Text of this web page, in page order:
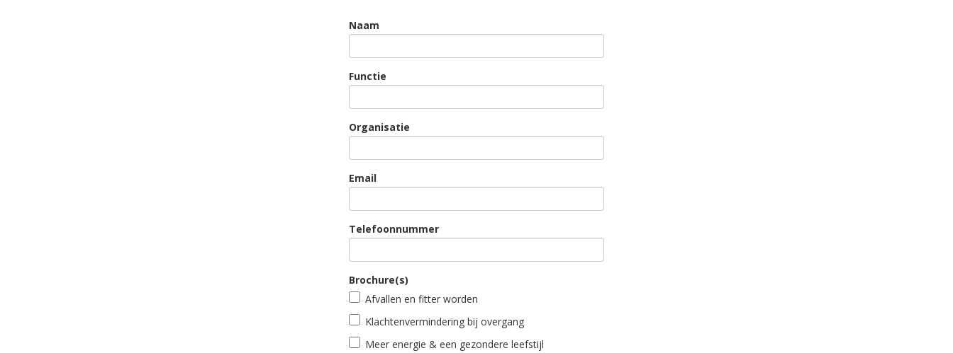
Naam
Functie
Organisatie
Email
Telefoonnummer
Brochure(s)
Afvallen en fitter worden
Klachtenvermindering bij overgang
Meer energie & een gezondere leefstijl